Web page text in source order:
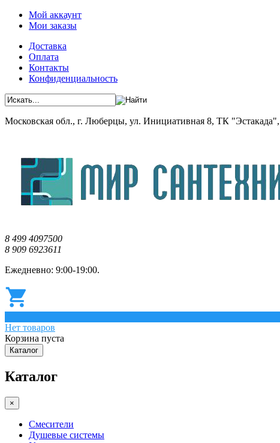
Мой аккаунт
Мои заказы
Доставка
Оплата
Контакты
Конфиденциальность
Московская обл., г. Люберцы, ул. Инициативная 8, ТК
8 499 4097500
8 909 6923611
Ежедневно: 9:00-19:00.
Нет товаров
Корзина пуста
Каталог
Каталог
×
Смесители
Душевые системы